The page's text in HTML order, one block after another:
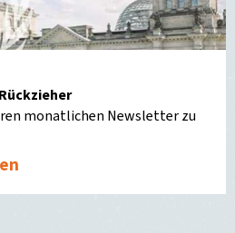
monatlichen Newsletter zu